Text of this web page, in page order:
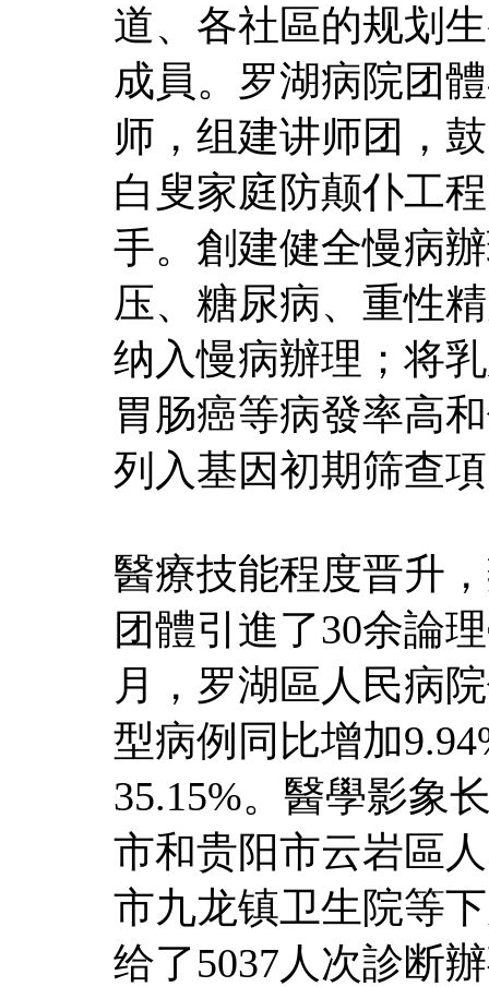
道、各社區的规划
成員。罗湖病院团
师，组建讲师团，
白叟家庭防颠仆工
手。創建健全慢病
压、糖尿病、重性
纳入慢病辦理；将
胃肠癌等病發率高
列入基因初期筛查
醫療技能程度晋升
团體引進了30余論
月，罗湖區人民病
型病例同比增加
35.15%。醫學影象
市和贵阳市云岩區
市九龙镇卫生院等
给了5037人次診断